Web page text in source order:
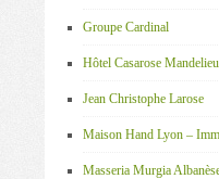
Groupe Cardinal
Hôtel Casarose Mandelieu
Jean Christophe Larose
Maison Hand Lyon –
Masseria Murgia